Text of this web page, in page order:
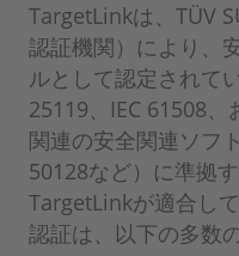
TargetLinkは、TÜV
認証機関）により、
ルとして認定されて
25119、IEC 61508
関連の安全関連ソフ
50128など）に準拠
TargetLinkが適合し
認証は、以下の多数